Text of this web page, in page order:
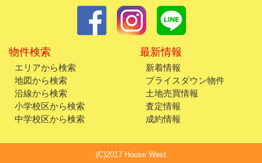
物件検索
エリアから検索
地図から検索
沿線から検索
小学校区から検索
中学校区から検索
最新情報
新着情報
プライスダウン物件
土地売買情報
査定情報
成約情報
(C)2017 House West